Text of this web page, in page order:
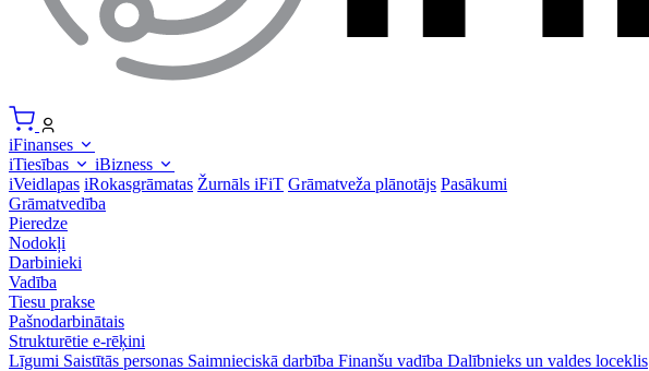
iFinanses
iTiesības
iBizness
iVeidlapas iRokasgrāmatas Žurnāls iFiT Grāmatveža plānotājs Pasākumi
Grāmatvedība
Pieredze
Nodokļi
Darbinieki
Vadība
Tiesu prakse
Pašnodarbinātais
Strukturētie e-rēķini
Līgumi Saistītās personas Saimnieciskā darbība Finanšu vadība Dalībnieks un valdes loceklis